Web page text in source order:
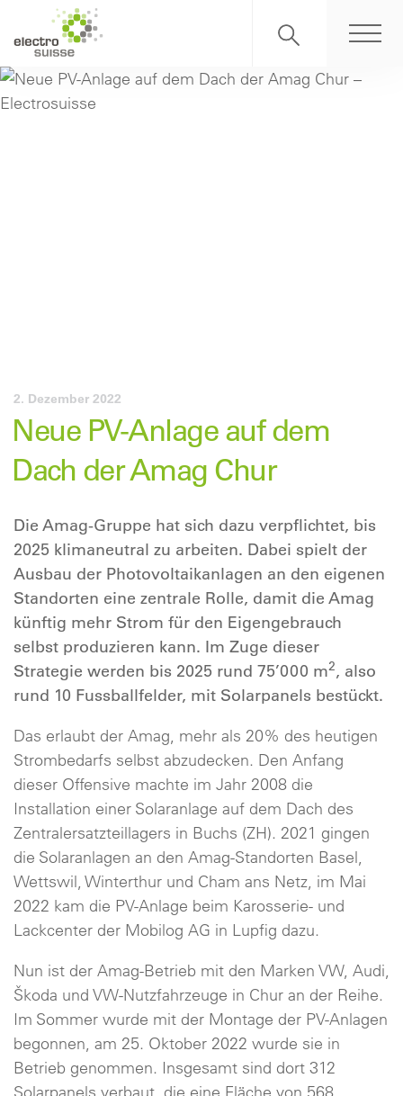
2. Dezember 2022
Neue PV-Anlage auf dem
Dach der Amag Chur
Die Amag-Gruppe hat sich dazu verpflichtet, bis
2025 klimaneutral zu arbeiten. Dabei spielt der
Ausbau der Photovoltaikanlagen an den eigenen
Standorten eine zentrale Rolle, damit die Amag
künftig mehr Strom für den Eigengebrauch
selbst produzieren kann. Im Zuge dieser
Strategie werden bis 2025 rund 75’000 m2, also
rund 10 Fussballfelder, mit Solarpanels bestückt.
Das erlaubt der Amag, mehr als 20% des heutigen
Strombedarfs selbst abzudecken. Den Anfang
dieser Offensive machte im Jahr 2008 die
Installation einer Solaranlage auf dem Dach des
Zentralersatzteillagers in Buchs (ZH). 2021 gingen
die Solaranlagen an den Amag-Standorten Basel,
Wettswil, Winterthur und Cham ans Netz, im Mai
2022 kam die PV-Anlage beim Karosserie- und
Lackcenter der Mobilog AG in Lupfig dazu.
Nun ist der Amag-Betrieb mit den Marken VW, Audi,
Škoda und VW-Nutzfahrzeuge in Chur an der Reihe.
Im Sommer wurde mit der Montage der PV-Anlagen
begonnen, am 25. Oktober 2022 wurde sie in
Betrieb genommen. Insgesamt sind dort 312